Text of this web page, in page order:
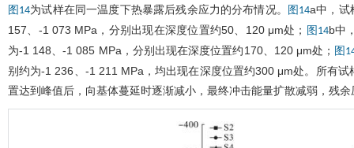
图14为试样在同一温度下热暴露后残余应力的分布情况。 图14a中，试
157、-1 073 MPa，分别出现在深度位置约50、120 μm处； 图14b中
为-1 148、-1 085 MPa，分别出现在深度位置约170、120 μm处； 图
别约为-1 236、-1 211 MPa，均出现在深度位置约300 μm处。所有
置达到峰值后，向基体蔓延时逐渐减小，最终冲击能量扩散减弱，残